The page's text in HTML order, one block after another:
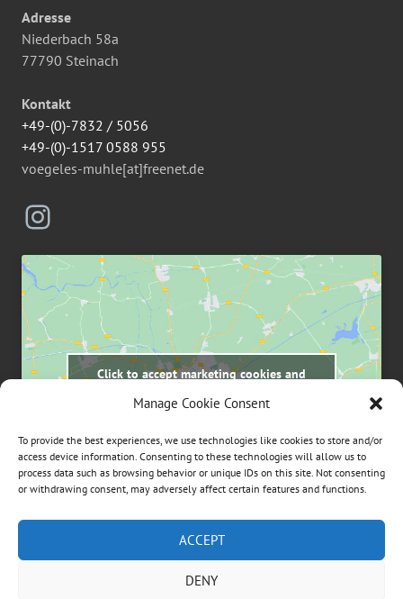
Manage Cookie Consent
To provide the best experiences, we use technologies like cookies to store and/or
access device information. Consenting to these technologies will allow us to
process data such as browsing behavior or unique IDs on this site. Not consenting
or withdrawing consent, may adversely affect certain features and functions.
ACCEPT
DENY
Adresse
Niederbach 58a
77790 Steinach
Kontakt
+49-(0)-7832 / 5056
+49-(0)-1517 0588 955
voegeles-muhle[at]freenet.de
Instagram
Click to accept marketing cookies and
Suchen